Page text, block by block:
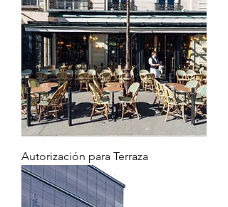
Autorización para Terraza